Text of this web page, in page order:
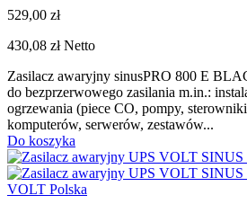
529,00 zł
430,08 złNetto
Zasilacz awaryjny sinusPRO 800 E
do bezprzerwowego zasilania m.in.:
ogrzewania (piece CO, pompy,
komputerów, serwerów, zestawów...
Do koszyka
VOLT Polska